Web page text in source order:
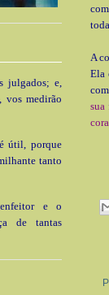
A
Ela
sua
julgados; e,
vos medirão
útil, porque
tanto
e o
de tantas